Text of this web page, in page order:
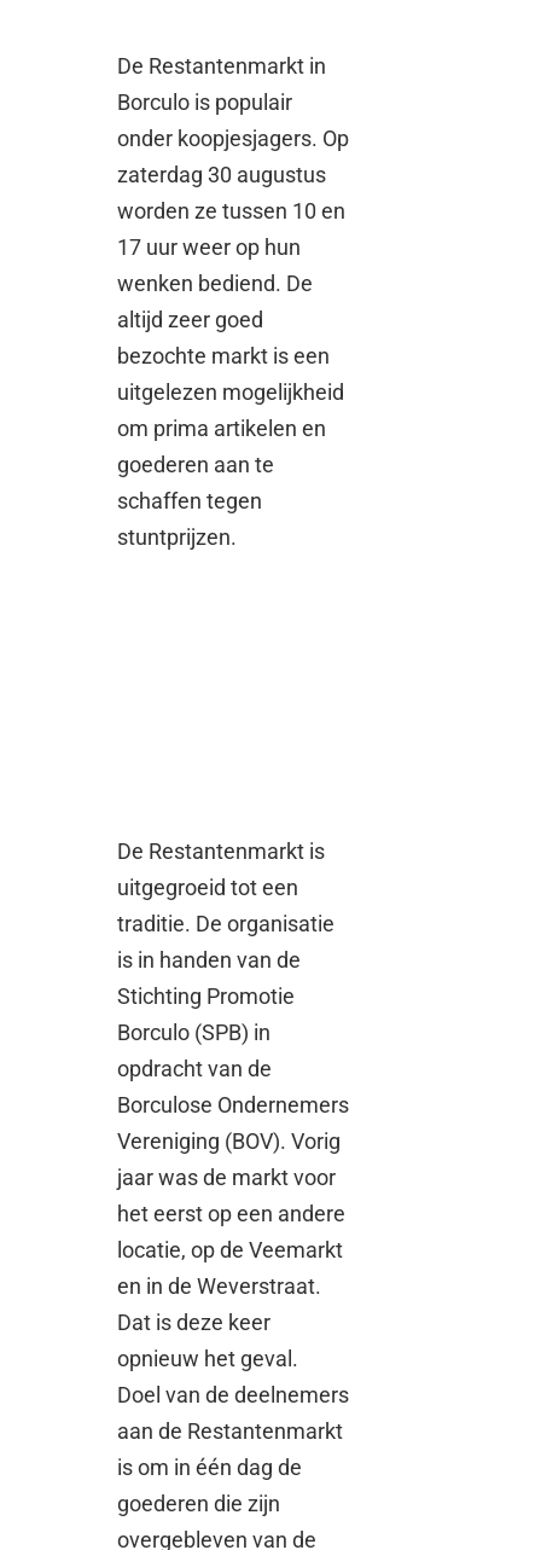
De Restantenmarkt in
Borculo is populair
onder koopjesjagers. Op
zaterdag 30 augustus
worden ze tussen 10 en
17 uur weer op hun
wenken bediend. De
altijd zeer goed
bezochte markt is een
uitgelezen mogelijkheid
om prima artikelen en
goederen aan te
schaffen tegen
stuntprijzen.
De Restantenmarkt is
uitgegroeid tot een
traditie. De organisatie
is in handen van de
Stichting Promotie
Borculo (SPB) in
opdracht van de
Borculose Ondernemers
Vereniging (BOV). Vorig
jaar was de markt voor
het eerst op een andere
locatie, op de Veemarkt
en in de Weverstraat.
Dat is deze keer
opnieuw het geval.
Doel van de deelnemers
aan de Restantenmarkt
is om in één dag de
goederen die zijn
overgebleven van de